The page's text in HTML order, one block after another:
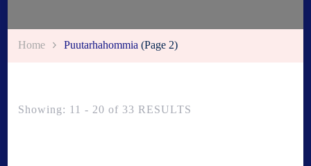
Home Puutarhahommia (Page 2)
Showing: 11 - 20 of 33 RESULTS